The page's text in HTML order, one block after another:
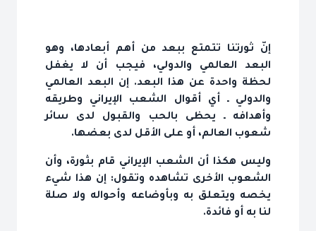
إنّ ثورتنا تتمتع ببعد من أهم أبعادها، وهو
البعد العالمي والدولي، فيجب أن لا يغفل
لحظة واحدة عن هذا البعد. إن البعد العالمي
والدولي ـ أي أقوال الشعب الإيراني وطريقه
وأهدافه ـ يحظى بالحب والقبول لدى سائر
شعوب العالم، أو على الأقل لدى بعضها.
وليس هكذا أن الشعب الإيراني قام بثورة، وأن
الشعوب الأخرى تشاهده وتقول: إن هذا شيء
يخصه ويتعلق به وبأوضاعه وأحواله ولا صلة
لنا به أو فائدة.